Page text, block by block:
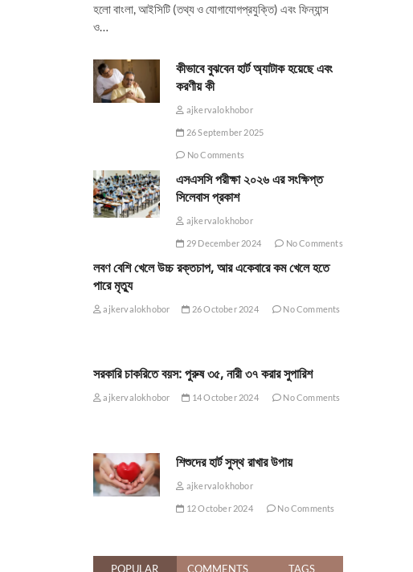
হলো বাংলা, আইসিটি (তথ্য ও যোগাযোগপ্রযুক্তি) এবং ফিন্যান্স
ও…
কীভাবে বুঝবেন হার্ট অ্যাটাক হয়েছে এবং
করণীয় কী
ajkervalokhobor
26 September 2025
No Comments
এসএসসি পরীক্ষা ২০২৬ এর সংক্ষিপ্ত
সিলেবাস প্রকাশ
ajkervalokhobor
29 December 2024 No Comments
লবণ বেশি খেলে উচ্চ রক্তচাপ, আর একেবারে কম খেলে হতে
পারে মৃত্যু
ajkervalokhobor 26 October 2024 No Comments
সরকারি চাকরিতে বয়স: পুরুষ ৩৫, নারী ৩৭ করার সুপারিশ
ajkervalokhobor 14 October 2024 No Comments
শিশুদের হার্ট সুস্থ রাখার উপায়
ajkervalokhobor
12 October 2024 No Comments
POPULAR COMMENTS TAGS